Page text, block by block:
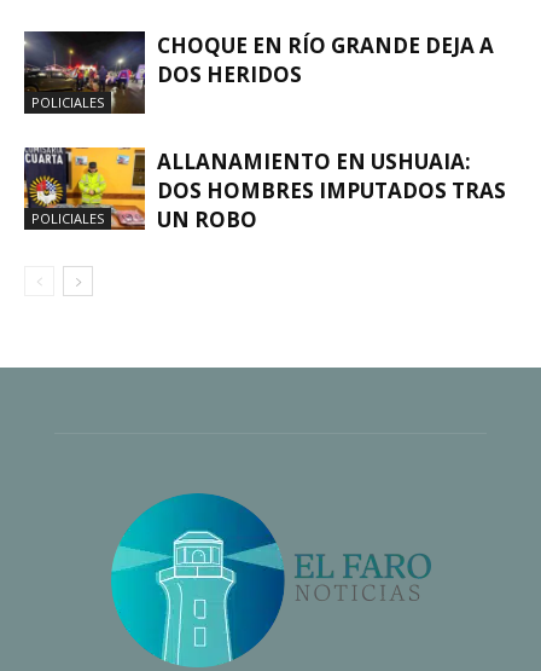
POLICIALES
CHOQUE EN RÍO GRANDE DEJA A
DOS HERIDOS
POLICIALES
ALLANAMIENTO EN USHUAIA:
DOS HOMBRES IMPUTADOS TRAS
UN ROBO